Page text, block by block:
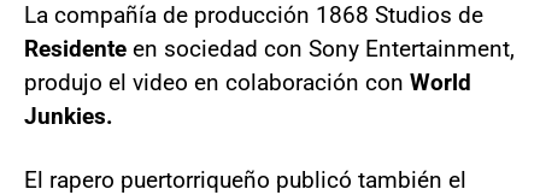
La compañía de producción 1868 Studios de
Residente en sociedad con Sony Entertainment,
produjo el video en colaboración con World
Junkies.
El rapero puertorriqueño publicó también el